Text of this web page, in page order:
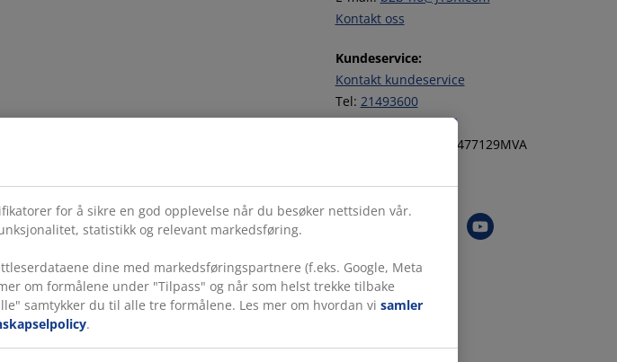
Kontakt oss
Kundeservice:
Kontakt kundeservice
Tel: 21493600
JYSK Org. nr. NO947477129MVA
Følg JYSK
for å sikre en god opplevelse når du besøker nettsiden vår.
statistikk og relevant markedsføring.
dine med markedsføringspartnere (f.eks. Google, Meta
om formålene under "Tilpass" og når som helst trekke tilbake
samtykker du til alle tre formålene. Les mer om hvordan vi samler
.